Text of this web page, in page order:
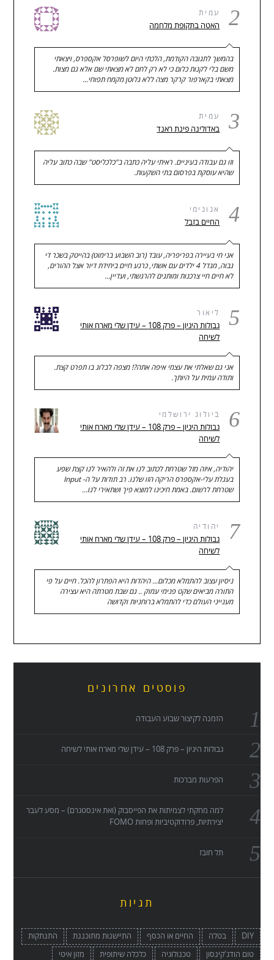
2 עמית
האטה בתקופת מלחמה
בהמשך לתגובה הקודמת, הלכתי היום לשופרסל אקספרס, ויצאתי
משם בלי לקנות כלום כי לא רק לחם לא מצאתי שם אלא גם מצות.
מצאתי בקארפור קרקר מצה ללא גלוטן מקמח תפוחי…
3 עמית
באדולינה פינת ראנד
וזו גם עבודה בעיניים. ראיתי עליה כתבה ב"כלכליסט" שבה כתוב עליה
שהיא עוסקת בפרסום בתי השקעות.
4 אנונימי
החיים בזבל
אני חי בעיירה בפריפריה, עובד (רוב השבוע ברימוט) בהייטק בשכר די
גבוה, מגדל 4 ילדים עם אשתי, כרגע חיים ביחידת דיור אצל ההורים,
לא חיים חיי צרכנות ומותגים להרגשתי, ועדיין…
5 ליאור
גבולות היגיון – פרק 108 – עידן שלי מארח אותי
לשיחה
אני גם שאלתי את עצמי איפה אתה?! מצפה לבלוג בו תפרט קצת.
ותודה עמית על היותך.
6 ביולוג ירושלמי
גבולות היגיון – פרק 108 – עידן שלי מארח אותי
לשיחה
יהודיה, איזה מזל שטרחת לכתוב לנו את זה ולהאיר לנו קצת שפע
בעגלת עלי-אקספרס הריקה הזו שלנו. רב תודות על ה- Input
שטרחת לרשום. באמת חיכינו למוצא פיך ושתאירי לנו…
7 יהודיה
גבולות היגיון – פרק 108 – עידן שלי מארח אותי
לשיחה
ניסיון עצוב להתמלא מכלום... היהדות היא הפתרון להכל. חיים על פי
התורה מביאים שקט פנימי עמוק .. גם שבת מטרתה היא עצירה
מענייני העולם כדי להתמלא ברוחניות וקדושה
פוסטים אחרונים
הזמנה לקיצור שבוע העבודה
גבולות היגיון – פרק 108 – עידן שלי מארח אותי לשיחה
הפרעות מברכות
למה מחקתי לצמיתות את הפייסבוק (ואת אינסטגרם) – מסע לעבר
יצירתיות, פרודוקטיביות ופחות FOMO
תל חובז
תגיות
DIY בטלה החיים או הכסף התיישנות מתוכננת
התנתקות
טום הודג'קינסון
טכנולוגיה כלכלה שיתופית
מזון איטי